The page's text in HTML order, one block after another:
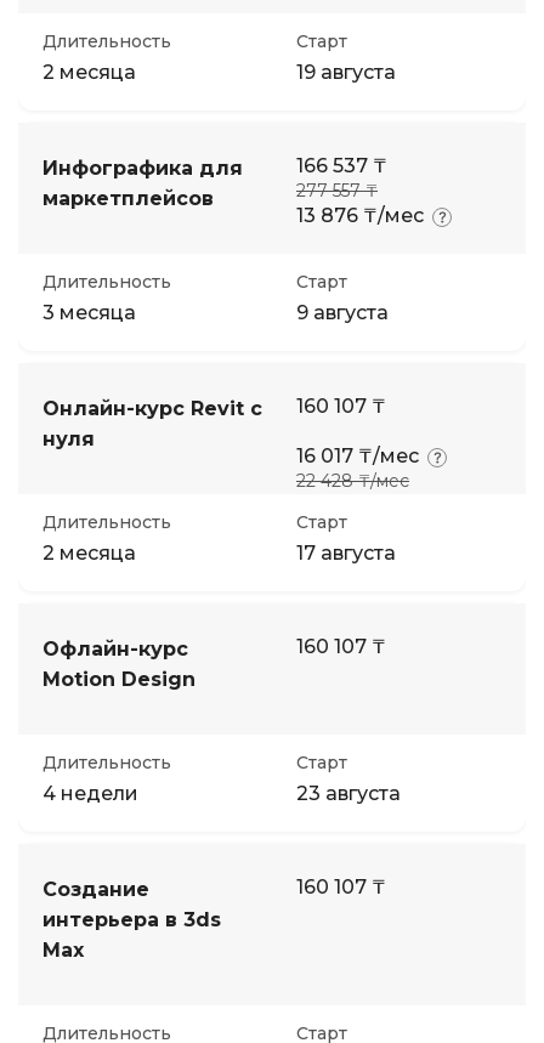
Длительность
2 месяца
Старт
19 августа
Инфографика для
маркетплейсов
166 537 ₸
277 557 ₸
13 876 ₸/мес
Длительность
3 месяца
Старт
9 августа
Онлайн-курс Revit с
нуля
160 107 ₸
16 017 ₸/мес
22 428 ₸/мес
Длительность
2 месяца
Старт
17 августа
Офлайн-курс
Motion Design
160 107 ₸
Длительность
4 недели
Старт
23 августа
Создание
интерьера в 3ds
Max
160 107 ₸
Длительность Старт